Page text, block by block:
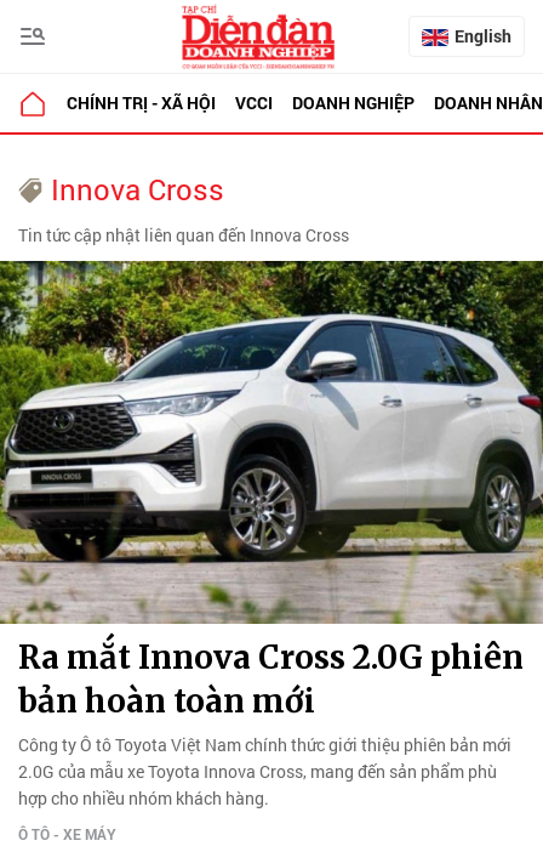
English
CHÍNH TRỊ - XÃ HỘI VCCI DOANH NGHIỆP DOANH NHÂN
Innova Cross
Tin tức cập nhật liên quan đến Innova Cross
Ra mắt Innova Cross 2.0G phiên
bản hoàn toàn mới
Công ty Ô tô Toyota Việt Nam chính thức giới thiệu phiên bản mới
2.0G của mẫu xe Toyota Innova Cross, mang đến sản phẩm phù
hợp cho nhiều nhóm khách hàng.
Ô TÔ - XE MÁY